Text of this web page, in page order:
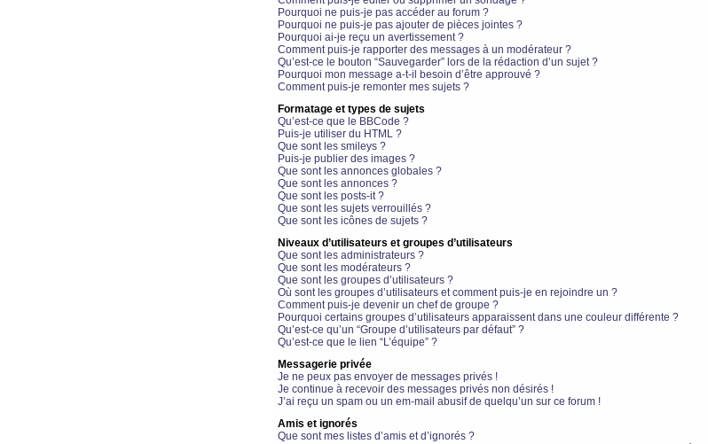
Pourquoi ne puis-je pas accéder au forum ?
Pourquoi ne puis-je pas ajouter de pièces jointes ?
Pourquoi ai-je reçu un avertissement ?
Comment puis-je rapporter des messages à un modérateur ?
Qu’est-ce le bouton “Sauvegarder” lors de la rédaction d’un sujet ?
Pourquoi mon message a-t-il besoin d’être approuvé ?
Comment puis-je remonter mes sujets ?
Formatage et types de sujets
Qu’est-ce que le BBCode ?
Puis-je utiliser du HTML ?
Que sont les smileys ?
Puis-je publier des images ?
Que sont les annonces globales ?
Que sont les annonces ?
Que sont les posts-it ?
Que sont les sujets verrouillés ?
Que sont les icônes de sujets ?
Niveaux d’utilisateurs et groupes d’utilisateurs
Que sont les administrateurs ?
Que sont les modérateurs ?
Que sont les groupes d’utilisateurs ?
Où sont les groupes d’utilisateurs et comment puis-je en rejoindre un ?
Comment puis-je devenir un chef de groupe ?
Pourquoi certains groupes d’utilisateurs apparaissent dans une couleur différente ?
Qu’est-ce qu’un “Groupe d’utilisateurs par défaut” ?
Qu’est-ce que le lien “L’équipe” ?
Messagerie privée
Je ne peux pas envoyer de messages privés !
Je continue à recevoir des messages privés non désirés !
J’ai reçu un spam ou un em-mail abusif de quelqu’un sur ce forum !
Amis et ignorés
Que sont mes listes d’amis et d’ignorés ?